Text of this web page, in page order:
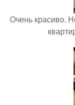
Очень красиво.